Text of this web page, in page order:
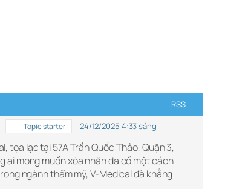
RSS
Topic starter 24/12/2025 4:33 sáng
tọa lạc tại 57A Trần Quốc Thảo, Quận 3,
ai mong muốn xóa nhăn da cổ một cách
ngành thẩm mỹ, V-Medical đã khẳng